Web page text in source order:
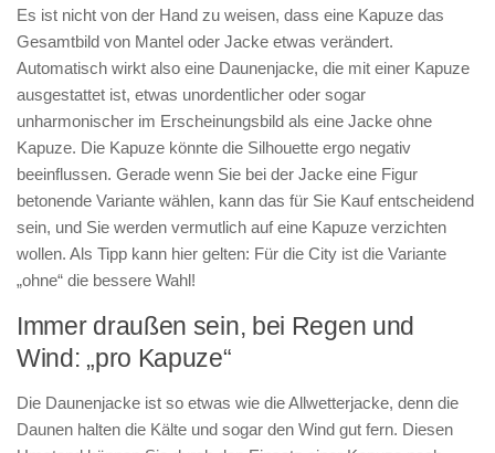
Es ist nicht von der Hand zu weisen, dass eine Kapuze das
Gesamtbild von Mantel oder Jacke etwas verändert.
Automatisch wirkt also eine Daunenjacke, die mit einer Kapuze
ausgestattet ist, etwas unordentlicher oder sogar
unharmonischer im Erscheinungsbild als eine Jacke ohne
Kapuze. Die Kapuze könnte die Silhouette ergo negativ
beeinflussen. Gerade wenn Sie bei der Jacke eine Figur
betonende Variante wählen, kann das für Sie Kauf entscheidend
sein, und Sie werden vermutlich auf eine Kapuze verzichten
wollen. Als Tipp kann hier gelten: Für die City ist die Variante
„ohne“ die bessere Wahl!
Immer draußen sein, bei Regen und
Wind: „pro Kapuze“
Die Daunenjacke ist so etwas wie die Allwetterjacke, denn die
Daunen halten die Kälte und sogar den Wind gut fern. Diesen